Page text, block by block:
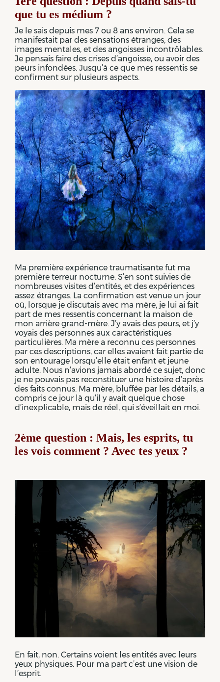
que tu es médium ?
Je le sais depuis mes 7 ou 8 ans environ. Cela se
manifestait par des sensations étranges, des
images mentales, et des angoisses incontrôlables.
Je pensais faire des crises d’angoisse, ou avoir des
peurs infondées. Jusqu’à ce que mes ressentis se
confirment sur plusieurs aspects.
Ma première expérience traumatisante fut ma
première terreur nocturne. S’en sont suivies de
nombreuses visites d’entités, et des expériences
assez étranges. La confirmation est venue un jour
où, lorsque je discutais avec ma mère, je lui ai fait
part de mes ressentis concernant la maison de
mon arrière grand-mère. J’y avais des peurs, et j’y
voyais des personnes aux caractéristiques
particulières. Ma mère a reconnu ces personnes
par ces descriptions, car elles avaient fait partie de
son entourage lorsqu’elle était enfant et jeune
adulte. Nous n’avions jamais abordé ce sujet, donc
je ne pouvais pas reconstituer une histoire d’après
des faits connus. Ma mère, bluffée par les détails, a
compris ce jour là qu’il y avait quelque chose
d’inexplicable, mais de réel, qui s’éveillait en moi.
2ème question : Mais, les esprits, tu
les vois comment ? Avec tes yeux ?
En fait, non. Certains voient les entités avec leurs
yeux physiques. Pour ma part c’est une vision de
l’esprit.